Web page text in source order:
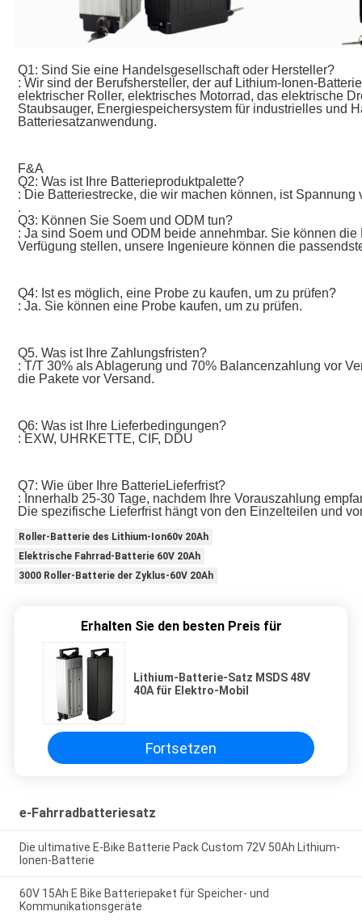
Q1: Sind Sie eine Handelsgesellschaft oder Hersteller?
: Wir sind der Berufshersteller, der auf Lithium-Ionen-
elektrischer Roller, elektrisches Motorrad, das elektrische
Staubsauger, Energiespeichersystem für industrielles und
Batteriesatzanwendung.
F&A
Q2: Was ist Ihre Batterieproduktpalette?
: Die Batteriestrecke, die wir machen können, ist
.
Q3: Können Sie Soem und ODM tun?
: Ja sind Soem und ODM beide annehmbar. Sie können
Verfügung stellen, unsere Ingenieure können die
Q4: Ist es möglich, eine Probe zu kaufen, um zu prüfen?
: Ja. Sie können eine Probe kaufen, um zu prüfen.
Q5. Was ist Ihre Zahlungsfristen?
: T/T 30% als Ablagerung und 70% Balancenzahlung vor
die Pakete vor Versand.
Q6: Was ist Ihre Lieferbedingungen?
: EXW, UHRKETTE, CIF, DDU
Q7: Wie über Ihre BatterieLieferfrist?
: Innerhalb 25-30 Tage, nachdem Ihre Vorauszahlung
Die spezifische Lieferfrist hängt von den Einzelteilen und
Roller-Batterie des Lithium-Ion60v 20Ah
Elektrische Fahrrad-Batterie 60V 20Ah
3000 Roller-Batterie der Zyklus-60V 20Ah
Erhalten Sie den besten Preis für
Lithium-Batterie-Satz MSDS 48V
40A für Elektro-Mobil
Fortsetzen
e-Fahrradbatteriesatz
Die ultimative E-Bike Batterie Pack Custom 72V 50Ah Lithium-
Ionen-Batterie
60V 15Ah E Bike Batteriepaket für Speicher- und
Kommunikationsgeräte